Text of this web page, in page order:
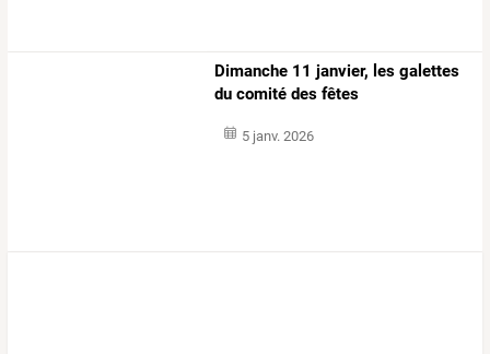
Dimanche 11 janvier, les galettes
du comité des fêtes
5 janv. 2026